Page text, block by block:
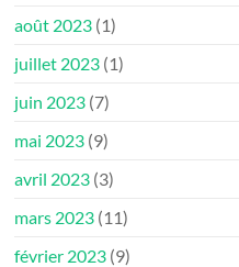
août 2023 (1)
juillet 2023 (1)
juin 2023 (7)
mai 2023 (9)
avril 2023 (3)
mars 2023 (11)
février 2023 (9)